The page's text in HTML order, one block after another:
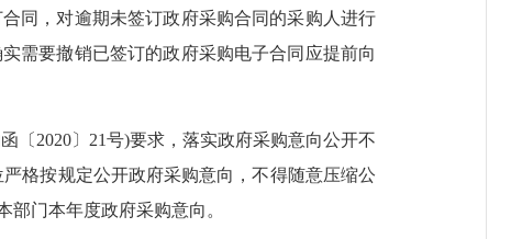
同，对逾期未签订政府采购合同的采购人进行
需要撤销已签订的政府采购电子合同应提前向
〔2020〕21号)要求，落实政府采购意向公开不
格按规定公开政府采购意向，不得随意压缩公
门本年度政府采购意向。